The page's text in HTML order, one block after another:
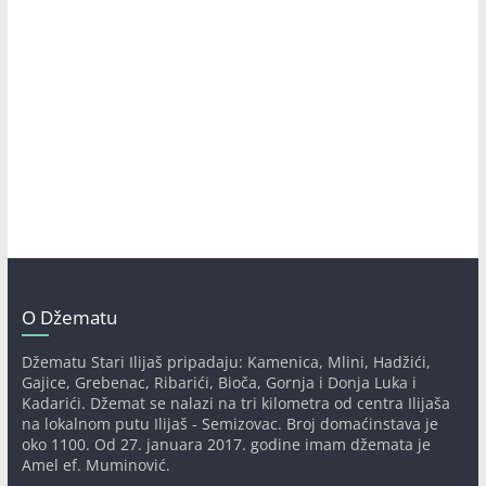
O Džematu
Džematu Stari Ilijaš pripadaju: Kamenica, Mlini, Hadžići,
Gajice, Grebenac, Ribarići, Bioča, Gornja i Donja Luka i
Kadarići. Džemat se nalazi na tri kilometra od centra Ilijaša
na lokalnom putu Ilijaš - Semizovac. Broj domaćinstava je
oko 1100. Od 27. januara 2017. godine imam džemata je
Amel ef. Muminović.